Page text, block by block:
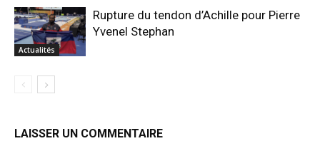
Actualités
Rupture du tendon d’Achille pour Pierre
Yvenel Stephan
LAISSER UN COMMENTAIRE